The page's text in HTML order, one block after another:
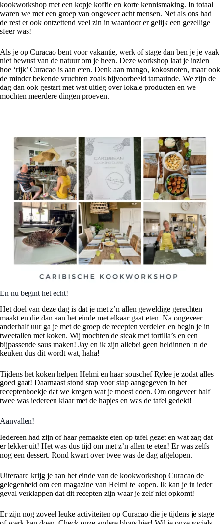
kookworkshop met een kopje koffie en korte kennismaking. In totaal
waren we met een groep van ongeveer acht mensen. Net als ons had
de rest er ook ontzettend veel zin in waardoor er gelijk een gezellige
sfeer was!
Als je op Curacao bent voor vakantie, werk of stage dan ben je je vaak
niet bewust van de natuur om je heen. Deze workshop laat je inzien
hoe ‘rijk’ Curacao is aan eten. Denk aan mango, kokosnoten, maar ook
de minder bekende vruchten zoals bijvoorbeeld tamarinde. We zijn de
dag dan ook gestart met wat uitleg over lokale producten en we
mochten meerdere dingen proeven.
En nu begint het echt!
Het doel van deze dag is dat je met z’n allen geweldige gerechten
maakt en die dan aan het einde met elkaar gaat eten. Na ongeveer
anderhalf uur ga je met de groep de recepten verdelen en begin je in
tweetallen met koken. Wij mochten de steak met tortilla’s en een
bijpassende saus maken! Jay en ik zijn allebei geen heldinnen in de
keuken dus dit wordt wat, haha!
Tijdens het koken helpen Helmi en haar souschef Rylee je zodat alles
goed gaat! Daarnaast stond stap voor stap aangegeven in het
receptenboekje dat we kregen wat je moest doen. Om ongeveer half
twee was iedereen klaar met de hapjes en was de tafel gedekt!
Aanvallen!
Iedereen had zijn of haar gemaakte eten op tafel gezet en wat zag dat
er lekker uit! Het was dus tijd om met z’n allen te eten! Er was zelfs
nog een dessert. Rond kwart over twee was de dag afgelopen.
Uiteraard krijg je aan het einde van de kookworkshop Curacao de
gelegenheid om een magazine van Helmi te kopen. Ik kan je in ieder
geval verklappen dat dit recepten zijn waar je zelf niet opkomt!
Er zijn nog zoveel leuke activiteiten op Curacao die je tijdens je stage